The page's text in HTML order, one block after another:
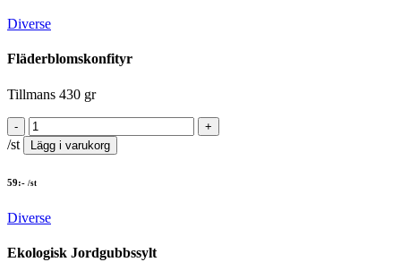
Diverse
Fläderblomskonfityr
Tillmans 430 gr
/st Lägg i varukorg
59:- /st
Diverse
Ekologisk Jordgubbssylt